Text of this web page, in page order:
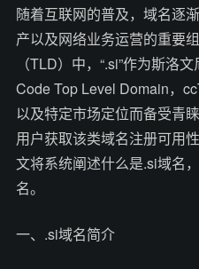
随着互联网的普及，域名逐
产以及网络业务运营的重要
（TLD）中，“.si”作为斯洛
Code Top Level Domain，
以及特定市场定位而备受青
用户获取该类域名注册可用
文将系统阐述什么是.si域名
名。
一、.si域名简介